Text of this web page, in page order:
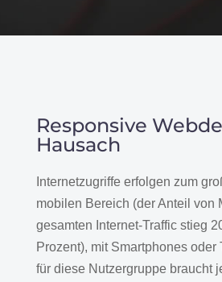
Responsive
Hausach
Internetzugriffe erfolgen zum
mobilen Bereich (der Anteil von
gesamten Internet-Traffic stieg
Prozent), mit Smartphones oder
für diese Nutzergruppe braucht